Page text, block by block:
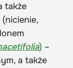
także
) –
a także